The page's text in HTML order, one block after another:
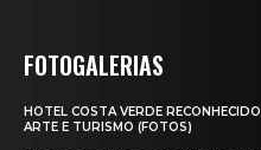
FOTOGALERIAS
HOTEL COSTA VERDE
ARTE E TURISMO (FOTOS)